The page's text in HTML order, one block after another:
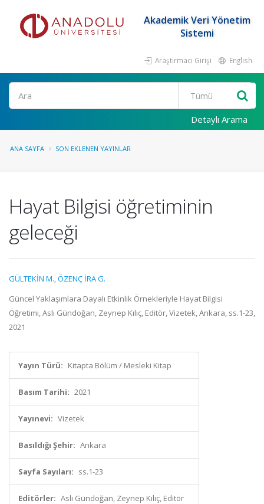
Akademik Veri Yönetim
Sistemi
Araştırmacı Girişi English
Ara
Detaylı Arama
ANA SAYFA SON EKLENEN YAYINLAR
Hayat Bilgisi öğretiminin
geleceği
GÜLTEKİN M.,ÖZENÇ İRA G.
Güncel Yaklaşımlara Dayalı Etkinlik Örnekleriyle Hayat Bilgisi
Öğretimi, Aslı Gündoğan, Zeynep Kılıç, Editör, Vizetek, Ankara, ss.1-23,
2021
Yayın Türü: Kitapta Bölüm / Mesleki Kitap
Basım Tarihi: 2021
Yayınevi: Vizetek
Basıldığı Şehir: Ankara
Sayfa Sayıları: ss.1-23
Editörler: Aslı Gündoğan, Zeynep Kılıç, Editör